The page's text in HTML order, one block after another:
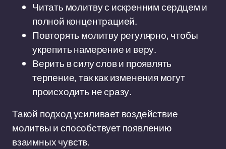
Читать молитву с искренним сердцем и
полной концентрацией.
Повторять молитву регулярно, чтобы
укрепить намерение и веру.
Верить в силу слов и проявлять
терпение, так как изменения могут
происходить не сразу.
Такой подход усиливает воздействие
молитвы и способствует появлению
взаимных чувств.